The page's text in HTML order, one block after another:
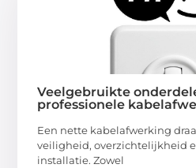
Veelgebruikte
professionele
Een nette kabelafwerking
veiligheid, overzichtelijkheid
installatie. Zowel